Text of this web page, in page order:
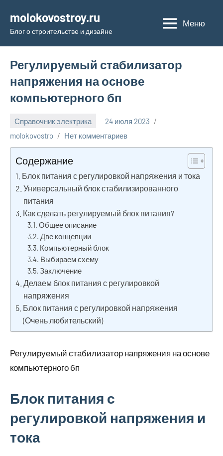
содержимому
molokovostroy.ru
Блог о строительстве и дизайне
Меню
Регулируемый стабилизатор
напряжения на основе
компьютерного бп
Справочник электрика
24 июля 2023
molokovostro
Нет комментариев
Содержание
Блок питания с регулировкой напряжения и тока
Универсальный блок стабилизированного
питания
Как сделать регулируемый блок питания?
Общее описание
Две концепции
Компьютерный блок
Выбираем схему
Заключение
Делаем блок питания с регулировкой
напряжения
Блок питания с регулировкой напряжения
(Очень любительский)
Регулируемый стабилизатор напряжения на основе
компьютерного бп
Блок питания с
регулировкой напряжения и
тока